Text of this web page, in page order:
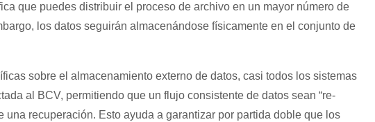
que puedes distribuir el proceso de archivo en un mayor número de
los datos seguirán almacenándose físicamente en el conjunto de
sobre el almacenamiento externo de datos, casi todos los sistemas
al BCV, permitiendo que un flujo consistente de datos sean “re-
recuperación. Esto ayuda a garantizar por partida doble que los